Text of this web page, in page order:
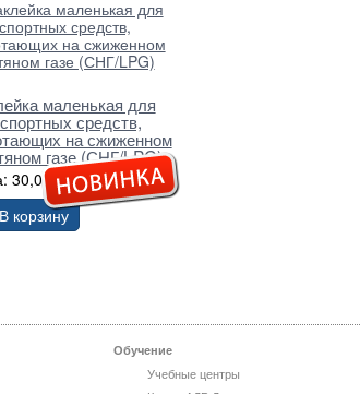
маленькая для
средств,
на сжиженном
газе (СНГ/LPG)
30,00 грн.
В корзину
Обучение
Учебные центры